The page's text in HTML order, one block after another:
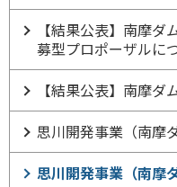
【結果公表】南摩
募型プロポーザルに
【結果公表】南摩
思川開発事業（南摩
思川開発事業（南摩